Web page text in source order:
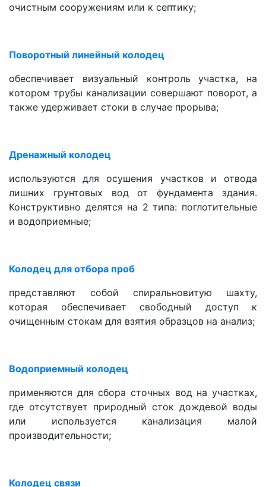
очистным сооружениям или к септику;
Поворотный линейный колодец
обеспечивает визуальный контроль участка, на
котором трубы канализации совершают поворот, а
также удерживает стоки в случае прорыва;
Дренажный колодец
используются для осушения участков и отвода
лишних грунтовых вод от фундамента здания.
Конструктивно делятся на 2 типа: поглотительные
и водоприемные;
Колодец для отбора проб
представляют собой спиральновитую шахту,
которая обеспечивает свободный доступ к
очищенным стокам для взятия образцов на анализ;
Водоприемный колодец
применяются для сбора сточных вод на участках,
где отсутствует природный сток дождевой воды
или используется канализация малой
производительности;
Колодец связи